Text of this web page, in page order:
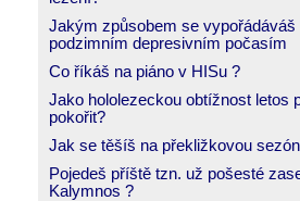
Jakým způsobem se vypořádáváš
podzimním depresivním počasím
Co říkáš na piáno v HISu ?
Jako hololezeckou obtížnost letos
pokořit?
Jak se těšíš na překližkovou
Pojedeš příště tzn. už pošesté
Kalymnos ?